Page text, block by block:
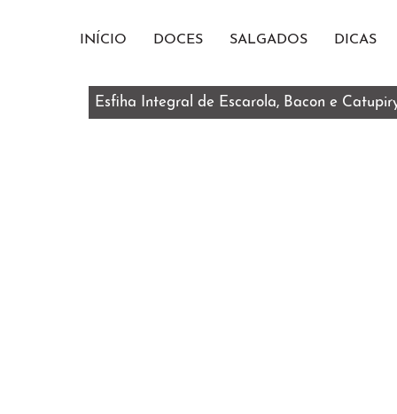
INÍCIO DOCES SALGADOS DICAS
Esfiha Integral de Escarola, Bacon e